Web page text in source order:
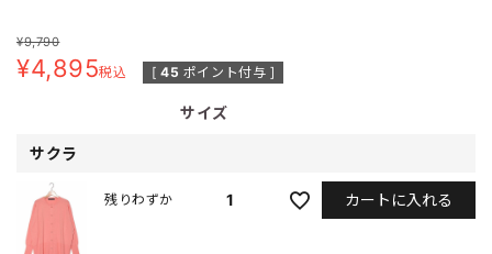
¥9,790
¥4,895税込 [ 45 ポイント付与 ]
サイズ
サクラ
1
残りわずか カートに入れる